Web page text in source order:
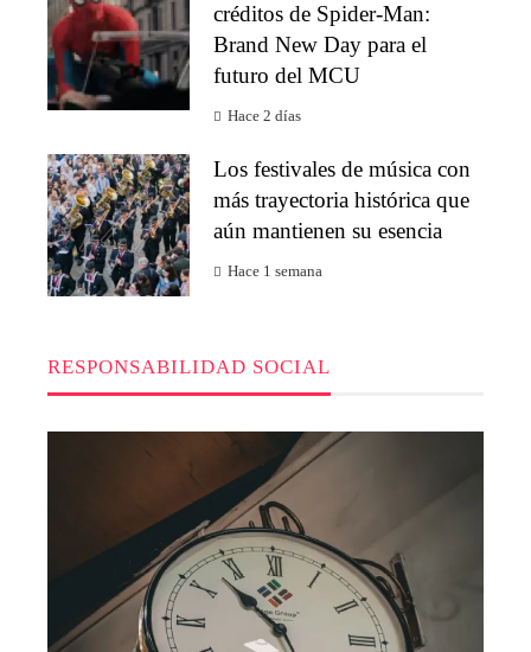
créditos de Spider-Man:
Brand New Day para el
futuro del MCU
Hace 2 días
Los festivales de música con
más trayectoria histórica que
aún mantienen su esencia
Hace 1 semana
RESPONSABILIDAD SOCIAL